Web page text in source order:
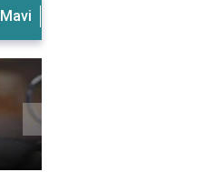
Mavi
›